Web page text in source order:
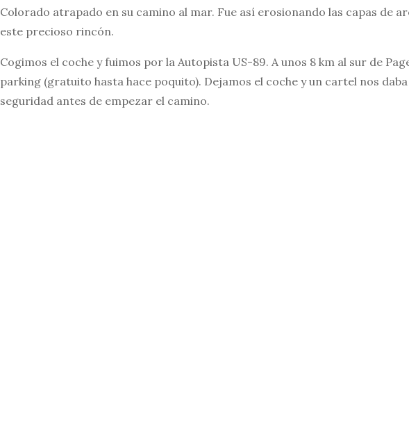
Colorado atrapado en su camino al mar. Fue así erosionando las capas de
este precioso rincón.
Cogimos el coche y fuimos por la Autopista US-89. A unos 8 km al sur de
parking (gratuito hasta hace poquito). Dejamos el coche y un cartel nos
seguridad antes de empezar el camino.